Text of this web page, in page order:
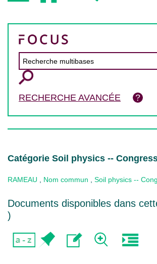
RECHERCHE AVANCÉE
Catégorie Soil physics --
RAMEAU Nom commun Soil physics --
Documents disponibles dans
)